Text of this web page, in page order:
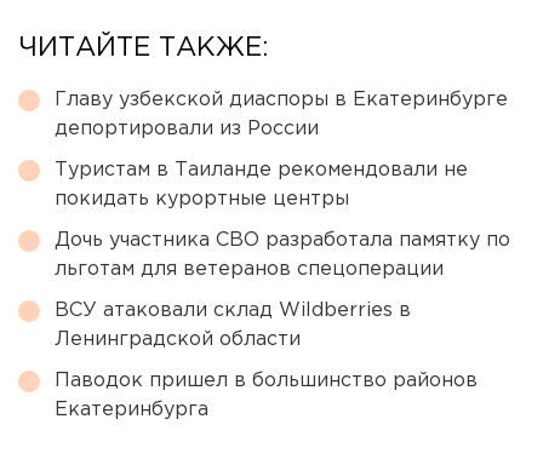
ЧИТАЙТЕ ТАКЖЕ:
Главу узбекской диаспоры в Екатеринбурге
депортировали из России
Туристам в Таиланде рекомендовали не
покидать курортные центры
Дочь участника СВО разработала памятку по
льготам для ветеранов спецоперации
ВСУ атаковали склад Wildberries в
Ленинградской области
Паводок пришел в большинство районов
Екатеринбурга